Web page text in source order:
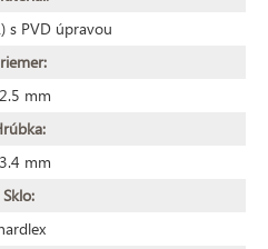
s PVD úpravou
mm
mm
Sklo: